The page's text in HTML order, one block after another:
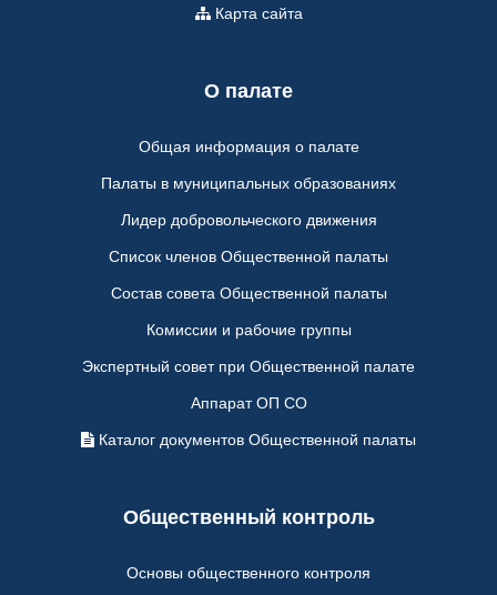
Карта сайта
О палате
Общая информация о палате
Палаты в муниципальных образованиях
Лидер добровольческого движения
Список членов Общественной палаты
Состав совета Общественной палаты
Комиссии и рабочие группы
Экспертный совет при Общественной палате
Аппарат ОП СО
Каталог документов Общественной палаты
Общественный контроль
Основы общественного контроля